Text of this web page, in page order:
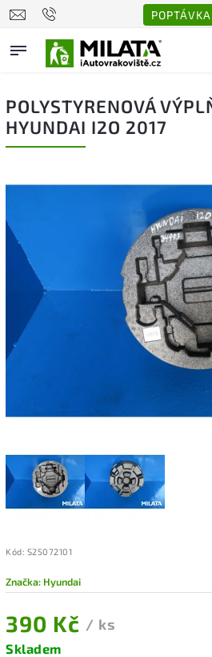
POPTÁVKA
POLYSTYRENOVÁ
HYUNDAI I2O 2017
Kód: S25072101
Značka: Hyundai
390 Kč / ks
Skladem